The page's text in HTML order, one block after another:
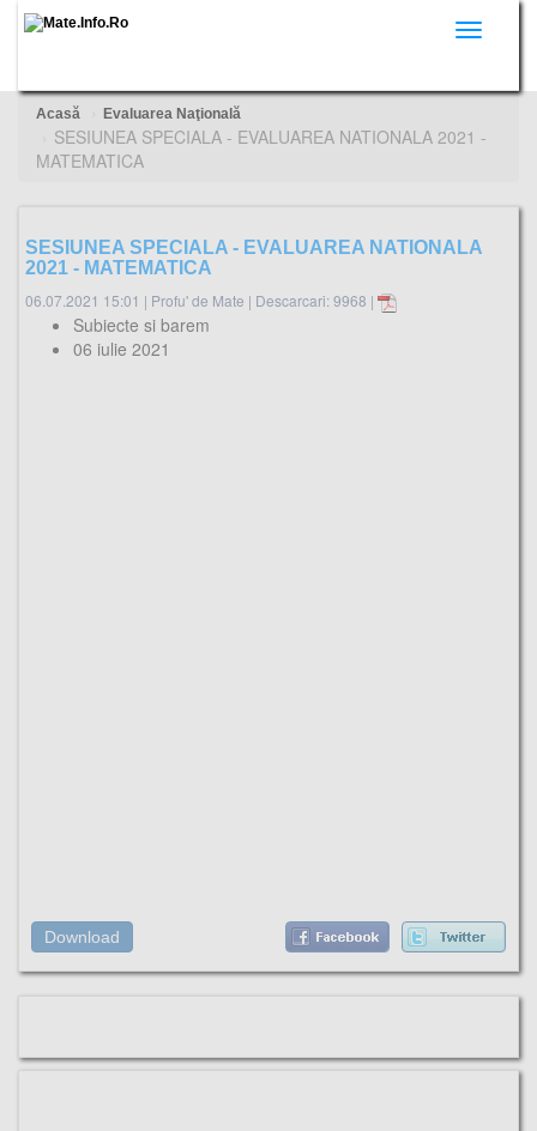
Toggle
Acasă Evaluarea Naţională
SESIUNEA SPECIALA - EVALUAREA NATIONALA 2021 -
MATEMATICA
SESIUNEA SPECIALA - EVALUAREA NATIONALA
2021 - MATEMATICA
06.07.2021 15:01 | Profu' de Mate | Descarcari: 9968 |
Subiecte si barem
06 iulie 2021
Download